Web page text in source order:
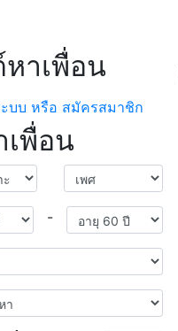
าเพื่อน
ะบบ หรือ สมัครสมาชิก
พื่อน
-